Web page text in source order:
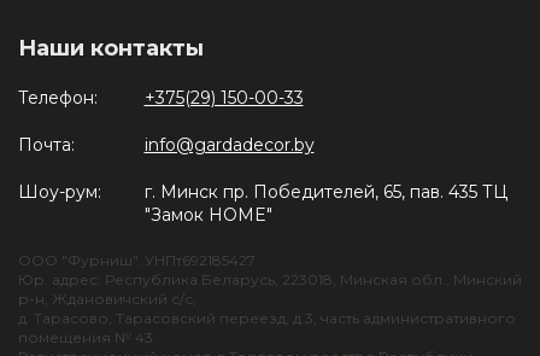
Наши контакты
Телефон: +375(29) 150-00-33
Почта: info@gardadecor.by
Шоу-рум:
г. Минск пр. Победителей, 65, пав. 435 ТЦ
"Замок HOME"
ООО "Фурниш". УНПт692185427
Юр. адрес: Республика Беларусь, 223018, Минская обл., Минский
р-н, Ждановичский с/с,
д. Тарасово, Тарасовский переезд, д.3, часть административного
помещения № 43.